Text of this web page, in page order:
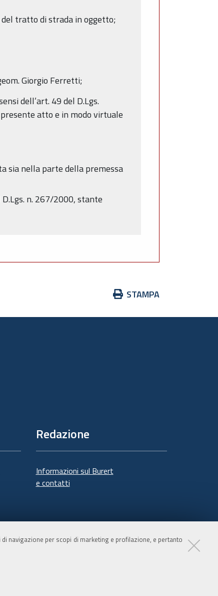
navigazione per scopi di marketing e profilazione, e pertanto
tratto di strada in oggetto;
Giorgio Ferretti;
dell’art. 49 del D.Lgs.
atto e in modo virtuale
sia nella parte della premessa
n. 267/2000, stante
Azioni
documento
STAMPA
Redazione
Informazioni sul Burert
e contatti